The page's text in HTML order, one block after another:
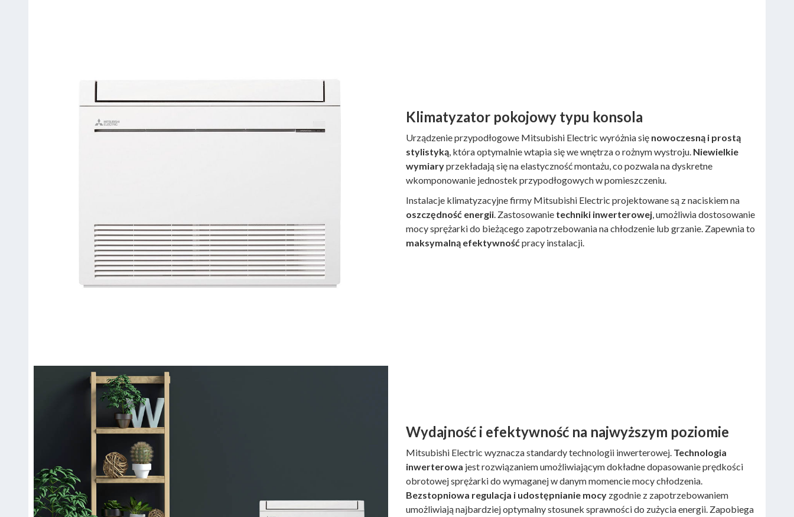
Klimatyzator pokojowy typu konsola
Urządzenie przypodłogowe Mitsubishi Electric wyróżnia się nowoczesną i prostą
stylistyką , która optymalnie wtapia się we wnętrza o rożnym wystroju. Niewielkie
wymiaryprzekładają się na elastyczność montażu, co pozwala na dyskretne
wkomponowanie jednostek przypodłogowych w pomieszczeniu.
Instalacje klimatyzacyjne firmy Mitsubishi Electric projektowane są z naciskiem na
oszczędność energii . Zastosowanie techniki inwerterowej , umożliwia dostosowanie
mocy sprężarki do bieżącego zapotrzebowania na chłodzenie lub grzanie. Zapewnia to
maksymalną efektywność pracy instalacji.
Wydajność i efektywność na najwyższym poziomie
Mitsubishi Electric wyznacza standardy technologii inwerterowej. Technologia
inwerterowa jest rozwiązaniem umożliwiającym dokładne dopasowanie prędkości
obrotowej sprężarki do wymaganej w danym momencie mocy chłodzenia.
Bezstopniowa regulacja i udostępnianie mocy zgodnie z zapotrzebowaniem
umożliwiają najbardziej optymalny stosunek sprawności do zużycia energii. Zapobiega